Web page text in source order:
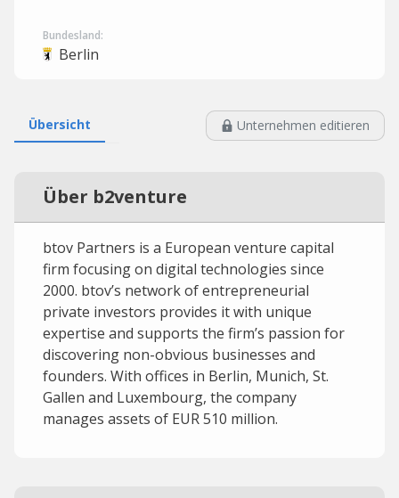
Bundesland:
Berlin
Übersicht Unternehmen editieren
Über b2venture
btov Partners is a European venture capital
firm focusing on digital technologies since
2000. btov’s network of entrepreneurial
private investors provides it with unique
expertise and supports the firm’s passion for
discovering non-obvious businesses and
founders. With offices in Berlin, Munich, St.
Gallen and Luxembourg, the company
manages assets of EUR 510 million.